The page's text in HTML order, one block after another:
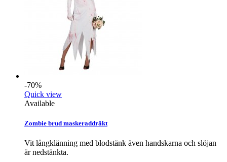
-70%
Quick view
Available
Zombie brud maskeraddräkt
Vit långklänning med blodstänk även handskarna och slöjan
är nedstänkta.